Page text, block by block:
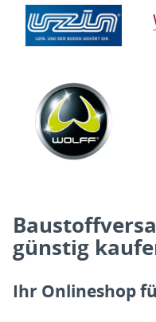
günstig
Ihr Onlineshop